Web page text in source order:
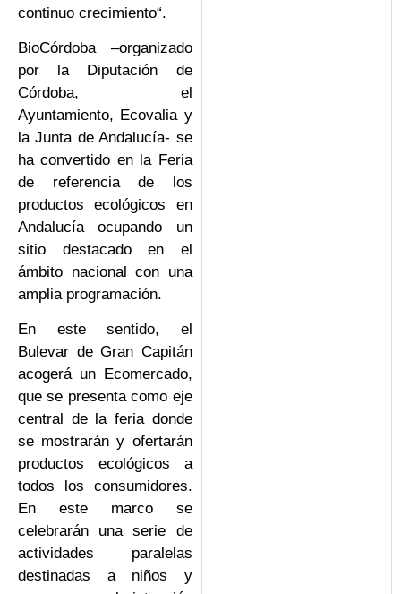
continuo crecimiento“.
BioCórdoba –organizado
por la Diputación de
Córdoba, el
Ayuntamiento, Ecovalia y
la Junta de Andalucía- se
ha convertido en la Feria
de referencia de los
productos ecológicos en
Andalucía ocupando un
sitio destacado en el
ámbito nacional con una
amplia programación.
En este sentido, el
Bulevar de Gran Capitán
acogerá un Ecomercado,
que se presenta como eje
central de la feria donde
se mostrarán y ofertarán
productos ecológicos a
todos los consumidores.
En este marco se
celebrarán una serie de
actividades paralelas
destinadas a niños y